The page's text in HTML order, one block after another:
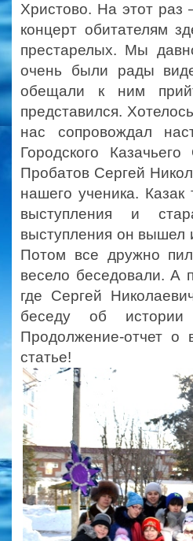
Христово. На этот раз
концерт обитателям
престарелых. Мы
очень были рады
обещали к ним
представился.
нас сопровождал
Городского
Пробатов Сергей
нашего ученика.
выступления и
выступления он вышел
Потом все дружно
весело беседовали. А
где Сергей
беседу об
Продолжение-отчет о
статье!